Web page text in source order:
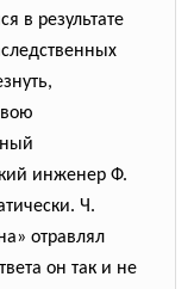
в результате
инженер Ф.
Ч.
отравлял
он так и не